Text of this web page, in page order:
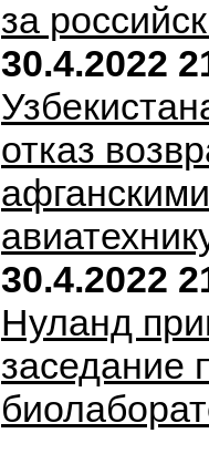
за
30.4.2022
отказ
30.4.2022
Нуланд
заседание